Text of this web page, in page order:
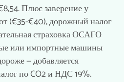
Плюс заверение у
(€35-€40), дорожный налог
страховка ОСАГО
или импортные машины
— добавляется
по CO2 и НДС 19%.